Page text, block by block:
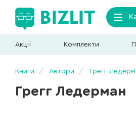
Акції Комплекти
Книги Автори Грегг
Грегг Ледерман